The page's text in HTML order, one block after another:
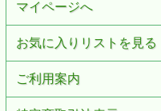
マイページへ
お気に入りリストを見る
ご利用案内